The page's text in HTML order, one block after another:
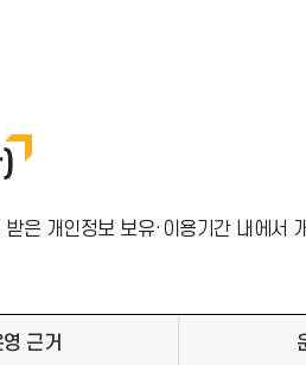
은 개인정보 보유·이용기간 내에서
영 근거